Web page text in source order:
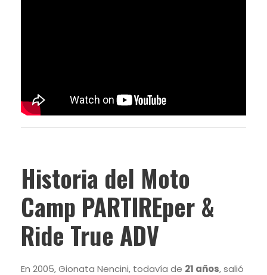
Historia del Moto
Camp PARTIREper &
Ride True ADV
En 2005, Gionata Nencini, todavía de 21 años, salió